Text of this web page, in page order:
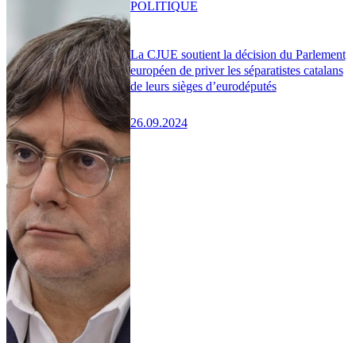
La CJUE soutient la décision du Parlement
européen de priver les séparatistes catalans
de leurs sièges d’eurodéputés
26.09.2024
POLITIQUE